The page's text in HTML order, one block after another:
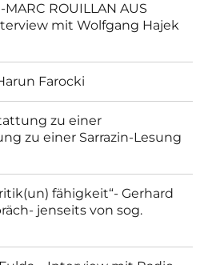
MARC ROUILLAN AUS
mit Wolfgang Hajek
Farocki
zu einer
zu einer Sarrazin-Lesung
fähigkeit“- Gerhard
jenseits von sog.